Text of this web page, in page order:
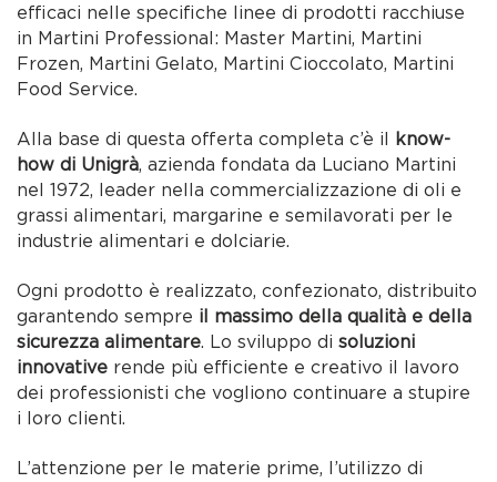
efficaci nelle specifiche linee di prodotti racchiuse
in Martini Professional: Master Martini, Martini
Frozen, Martini Gelato, Martini Cioccolato, Martini
Food Service.
Alla base di questa offerta completa c’è il know-
how di Unigrà, azienda fondata da Luciano Martini
nel 1972, leader nella commercializzazione di oli e
grassi alimentari, margarine e semilavorati per le
industrie alimentari e dolciarie.
Ogni prodotto è realizzato, confezionato, distribuito
garantendo sempre il massimo della qualità e della
sicurezza alimentare. Lo sviluppo disoluzioni
innovative rende più efficiente e creativo il lavoro
dei professionisti che vogliono continuare a stupire
i loro clienti.
L’attenzione per le materie prime, l’utilizzo di